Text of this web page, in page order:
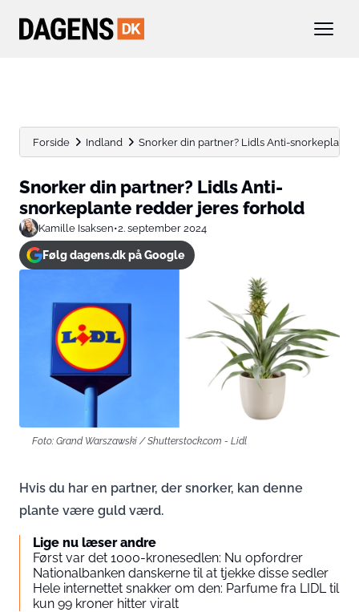
Forside Indland Snorker din partner? Lidls Anti-
Snorker din partner? Lidls Anti-
snorkeplante redder jeres forhold
Kamille Isaksen•2. september 2024
Følg dagens.dk på Google
Foto: Grand Warszawski / Shutterstock.com - Lidl
Hvis du har en partner, der snorker, kan denne
plante være guld værd.
Lige nu læser andre
Først var det 1000-kronesedlen: Nu opfordrer
Nationalbanken danskerne til at tjekke disse sedler
Hele internettet snakker om den: Parfume fra LIDL til
kun 99 kroner hitter viralt